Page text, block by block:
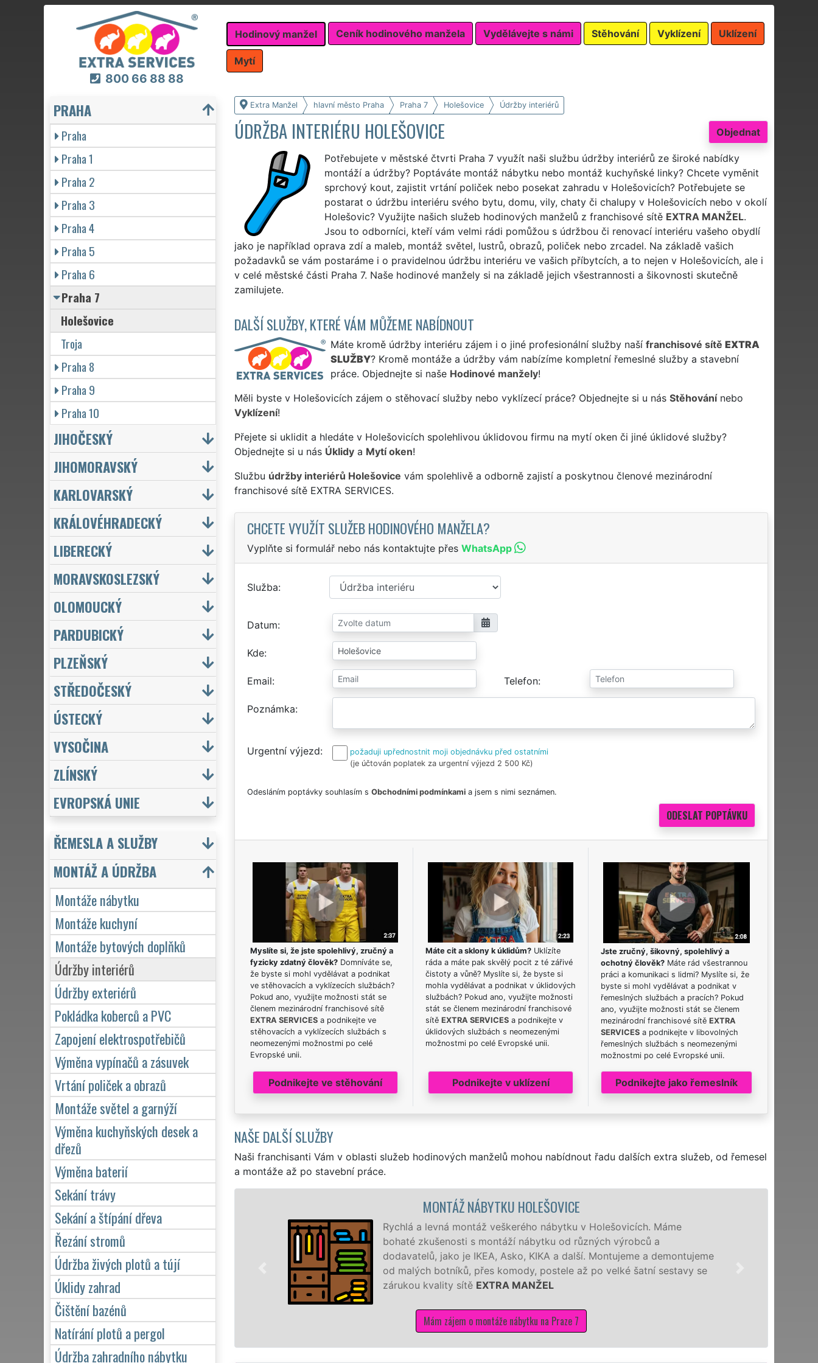
800 66 88 88
Hodinový manžel Ceník hodinového manžela Vydělávejte s námi Stěhování Vyklízení Uklízení
Mytí
Extra Manžel hlavní město Praha Praha 7 Holešovice Údržby interiérů
Objednat
ÚDRŽBA INTERIÉRU HOLEŠOVICE
Potřebujete v městské čtvrti Praha 7 využít naši službu údržby interiérů ze široké nabídky
montáží a údržby? Poptáváte montáž nábytku nebo montáž kuchyňské linky? Chcete vyměnit
sprchový kout, zajistit vrtání poliček nebo posekat zahradu v Holešovicích? Potřebujete se
postarat o údržbu interiéru svého bytu, domu, vily, chaty či chalupy v Holešovicích nebo v okolí
Holešovic? Využijte našich služeb hodinových manželů z franchisové sítě EXTRA MANŽEL.
Jsou to odborníci, kteří vám velmi rádi pomůžou s údržbou či renovací interiéru vašeho obydlí
jako je například oprava zdí a maleb, montáž světel, lustrů, obrazů, poliček nebo zrcadel. Na základě vašich
požadavků se vám postaráme i o pravidelnou údržbu interiéru ve vašich příbytcích, a to nejen v Holešovicích, ale i
v celé městské části Praha 7. Naše hodinové manžely si na základě jejich všestrannosti a šikovnosti skutečně
zamilujete.
DALŠÍ SLUŽBY, KTERÉ VÁM MŮŽEME NABÍDNOUT
Máte kromě údržby interiéru zájem i o jiné profesionální služby naší franchisové sítě EXTRA
SLUŽBY? Kromě montáže a údržby vám nabízíme kompletní řemeslné služby a stavební
práce. Objednejte si naše Hodinové manžely!
Měli byste v Holešovicích zájem o stěhovací služby nebo vyklízecí práce? Objednejte si u nás Stěhovánínebo
Vyklízení!
Přejete si uklidit a hledáte v Holešovicích spolehlivou úklidovou firmu na mytí oken či jiné úklidové služby?
Objednejte si u nás Úklidya Mytí oken!
Službu údržby interiérů Holešovice vám spolehlivě a odborně zajistí a poskytnou členové mezinárodní
franchisové sítě EXTRA SERVICES.
CHCETE VYUŽÍT SLUŽEB HODINOVÉHO MANŽELA?
Vyplňte si formulář nebo nás kontaktujte přes WhatsApp
Služba
Datum
Kde
Email Telefon
Poznámka
Urgentní výjezd
požaduji upřednostnit moji objednávku před ostatními
(je účtován poplatek za urgentní výjezd 2 500 Kč)
Odesláním poptávky souhlasím s Obchodními podmínkamia jsem s nimi seznámen.
Myslíte si, že jste spolehlivý, zručný a
fyzicky zdatný člověk?Domníváte se,
že byste si mohl vydělávat a podnikat
ve stěhovacích a vyklízecích službách?
Pokud ano, využijte možnosti stát se
členem mezinárodní franchisové sítě
EXTRA SERVICESa podnikejte ve
stěhovacích a vyklízecích službách s
neomezenými možnostmi po celé
Evropské unii.
Podnikejte ve stěhování
Máte cit a sklony k úklidům?Uklízíte
ráda a máte pak skvělý pocit z té zářivé
čistoty a vůně? Myslíte si, že byste si
mohla vydělávat a podnikat v úklidových
službách? Pokud ano, využijte možnosti
stát se členem mezinárodní franchisové
sítě EXTRA SERVICESa podnikejte v
úklidových službách s neomezenými
možnostmi po celé Evropské unii.
Podnikejte v uklízení
Jste zručný, šikovný, spolehlivý a
ochotný člověk? Máte rád všestrannou
práci a komunikaci s lidmi? Myslíte si, že
byste si mohl vydělávat a podnikat v
řemeslných službách a pracích? Pokud
ano, využijte možnosti stát se členem
mezinárodní franchisové sítěEXTRA
SERVICES a podnikejte v libovolných
řemeslných službách s neomezenými
možnostmi po celé Evropské unii.
Podnikejte jako řemeslník
NAŠE DALŠÍ SLUŽBY
Naši franchisanti Vám v oblasti služeb hodinových manželů mohou nabídnout řadu dalších extra služeb, od řemesel
a montáže až po stavební práce.
MONTÁŽ NÁBYTKU HOLEŠOVICE
Rychlá a levná montáž veškerého nábytku v Holešovicích. Máme
bohaté zkušenosti s montáží nábytku od různých výrobců a
dodavatelů, jako je IKEA, Asko, KIKA a další. Montujeme a demontujeme
od malých botníků, přes komody, postele až po velké šatní sestavy se
zárukou kvality sítě EXTRA MANŽEL
Mám zájem o montáže nábytku na Praze 7
PRAHA
Praha
Praha 1
Praha 2
Praha 3
Praha 4
Praha 5
Praha 6
Praha 7
Holešovice
Troja
Praha 8
Praha 9
Praha 10
JIHOČESKÝ
JIHOMORAVSKÝ
KARLOVARSKÝ
KRÁLOVÉHRADECKÝ
LIBERECKÝ
MORAVSKOSLEZSKÝ
OLOMOUCKÝ
PARDUBICKÝ
PLZEŇSKÝ
STŘEDOČESKÝ
ÚSTECKÝ
VYSOČINA
ZLÍNSKÝ
EVROPSKÁ UNIE
ŘEMESLA A SLUŽBY
MONTÁŽ A ÚDRŽBA
Montáže nábytku
Montáže kuchyní
Montáže bytových doplňků
Údržby interiérů
Údržby exteriérů
Pokládka koberců a PVC
Zapojení elektrospotřebičů
Výměna vypínačů a zásuvek
Vrtání poliček a obrazů
Montáže světel a garnýží
Výměna kuchyňských desek a
dřezů
Výměna baterií
Sekání trávy
Sekání a štípání dřeva
Řezání stromů
Údržba živých plotů a tújí
Úklidy zahrad
Čištění bazénů
Natírání plotů a pergol
Údržba zahradního nábytku